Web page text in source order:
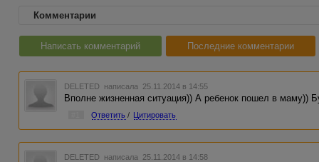
Комментарии
Написать комментарий Последние комментарии
DELETED написала 25.11.2014 в 14:55
Вполне жизненная ситуация)) А ребенок пошел в маму))
Ответить / Цитировать
DELETED написала 25.11.2014 в 14:58